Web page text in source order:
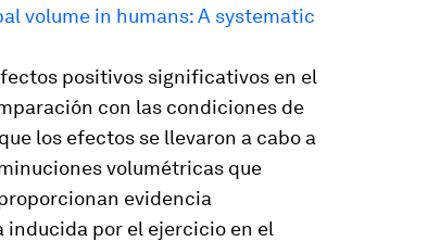
volume in humans: A systematic
positivos significativos en el
con las condiciones de
los efectos se llevaron a cabo a
volumétricas que
evidencia
por el ejercicio en el